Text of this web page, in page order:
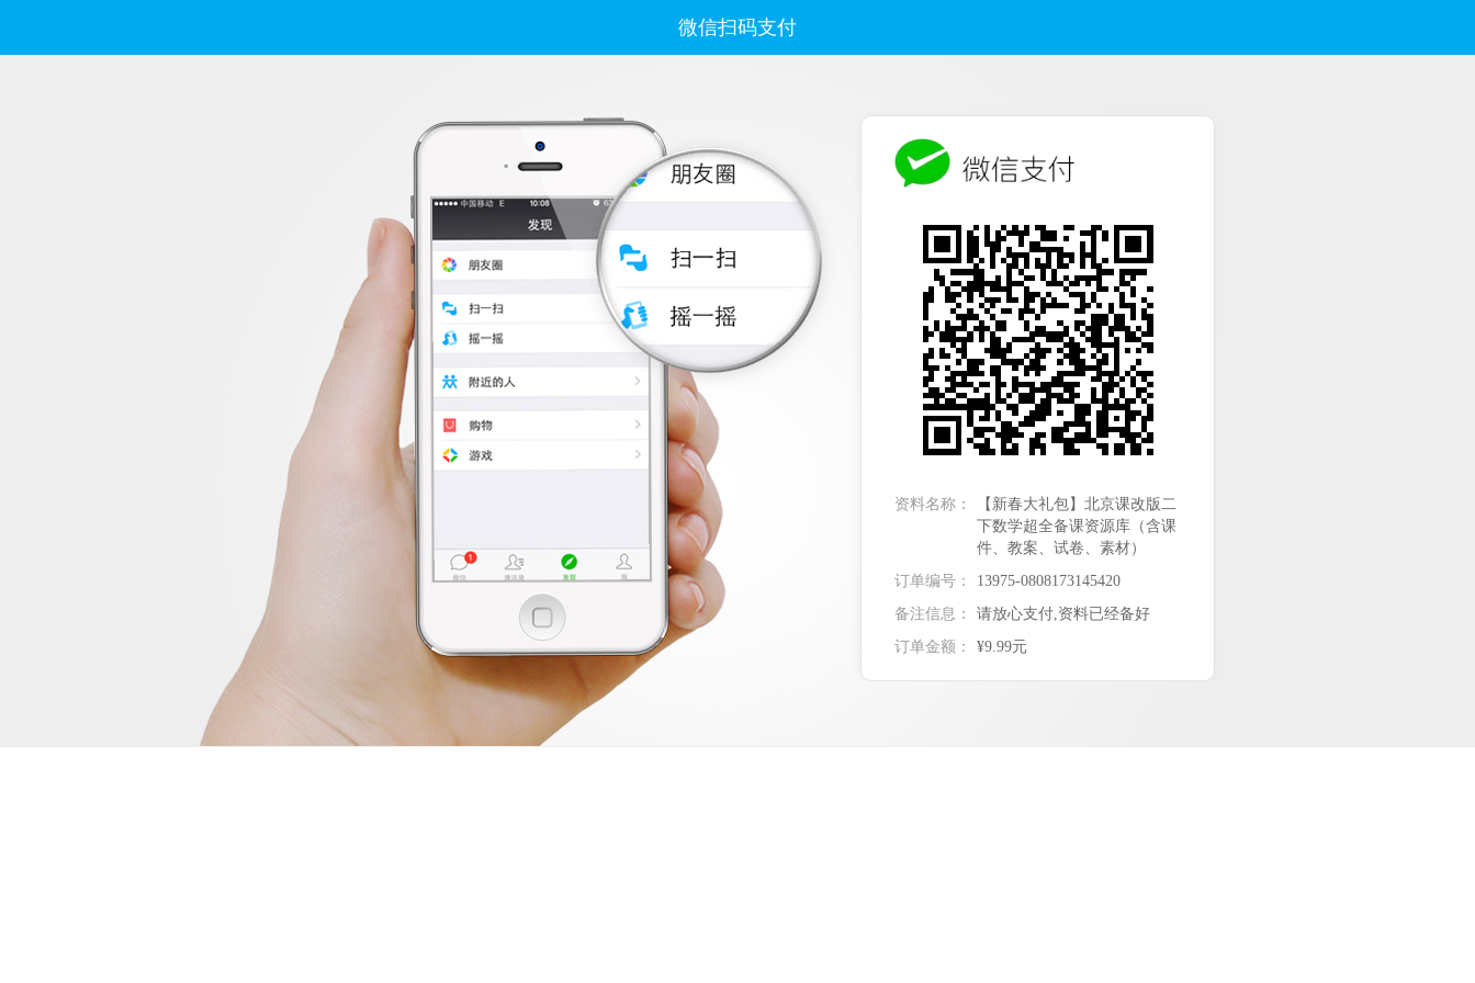
微信扫码支付
资料名称：
【新春大礼包】北京课改版二
下数学超全备课资源库（含课
件、教案、试卷、素材）
订单编号：
13975-0808173145420
备注信息：
请放心支付,资料已经备好
订单金额：
¥9.99元
实付金额： 9.99